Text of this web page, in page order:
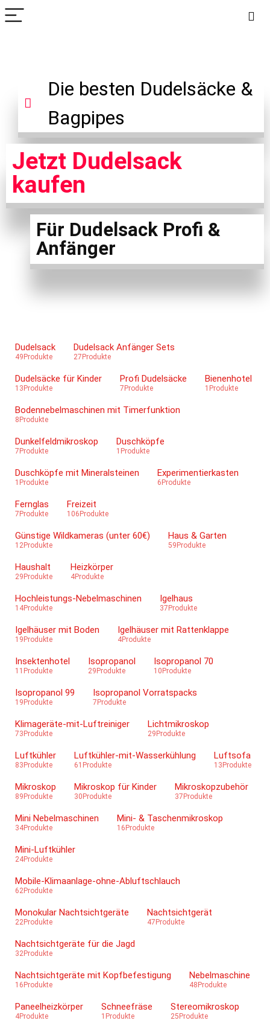
Die besten Dudelsäcke &
Bagpipes
Jetzt Dudelsack
kaufen
Für Dudelsack Profi &
Anfänger
Dudelsack
49Produkte
Dudelsack Anfänger Sets
27Produkte
Dudelsäcke für Kinder
13Produkte
Profi Dudelsäcke
7Produkte
Bienenhotel
1Produkte
Bodennebelmaschinen mit Timerfunktion
8Produkte
Dunkelfeldmikroskop
7Produkte
Duschköpfe
1Produkte
Duschköpfe mit Mineralsteinen
1Produkte
Experimentierkasten
6Produkte
Fernglas
7Produkte
Freizeit
106Produkte
Günstige Wildkameras (unter 60€)
12Produkte
Haus & Garten
59Produkte
Haushalt
29Produkte
Heizkörper
4Produkte
Hochleistungs-Nebelmaschinen
14Produkte
Igelhaus
37Produkte
Igelhäuser mit Boden
19Produkte
Igelhäuser mit Rattenklappe
4Produkte
Insektenhotel
11Produkte
Isopropanol
29Produkte
Isopropanol 70
10Produkte
Isopropanol 99
19Produkte
Isopropanol Vorratspacks
7Produkte
Klimageräte-mit-Luftreiniger
73Produkte
Lichtmikroskop
29Produkte
Luftkühler
83Produkte
Luftkühler-mit-Wasserkühlung
61Produkte
Luftsofa
13Produkte
Mikroskop
89Produkte
Mikroskop für Kinder
30Produkte
Mikroskopzubehör
37Produkte
Mini Nebelmaschinen
34Produkte
Mini- & Taschenmikroskop
16Produkte
Mini-Luftkühler
24Produkte
Mobile-Klimaanlage-ohne-Abluftschlauch
62Produkte
Monokular Nachtsichtgeräte
22Produkte
Nachtsichtgerät
47Produkte
Nachtsichtgeräte für die Jagd
32Produkte
Nachtsichtgeräte mit Kopfbefestigung
16Produkte
Nebelmaschine
48Produkte
Paneelheizkörper
4Produkte
Schneefräse
1Produkte
Stereomikroskop
25Produkte